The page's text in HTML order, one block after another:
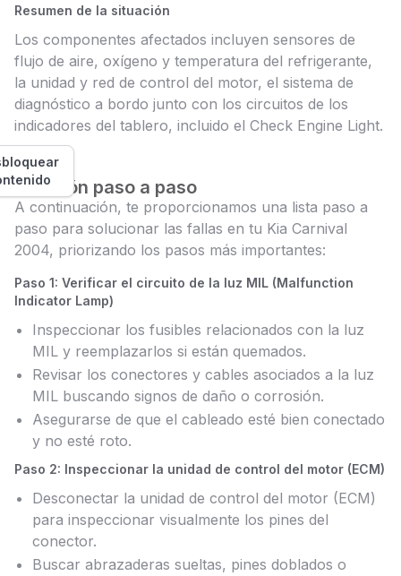
Resumen de la situación
Los componentes afectados incluyen sensores de
flujo de aire, oxígeno y temperatura del refrigerante,
la unidad y red de control del motor, el sistema de
diagnóstico a bordo junto con los circuitos de los
indicadores del tablero, incluido el Check Engine Light.
Solución paso a paso
A continuación, te proporcionamos una lista paso a
paso para solucionar las fallas en tu Kia Carnival
2004, priorizando los pasos más importantes:
Paso 1: Verificar el circuito de la luz MIL (Malfunction
Indicator Lamp)
Inspeccionar los fusibles relacionados con la luz
MIL y reemplazarlos si están quemados.
Revisar los conectores y cables asociados a la luz
MIL buscando signos de daño o corrosión.
Asegurarse de que el cableado esté bien conectado
y no esté roto.
Paso 2: Inspeccionar la unidad de control del motor (ECM)
Desconectar la unidad de control del motor (ECM)
para inspeccionar visualmente los pines del
conector.
Buscar abrazaderas sueltas, pines doblados o